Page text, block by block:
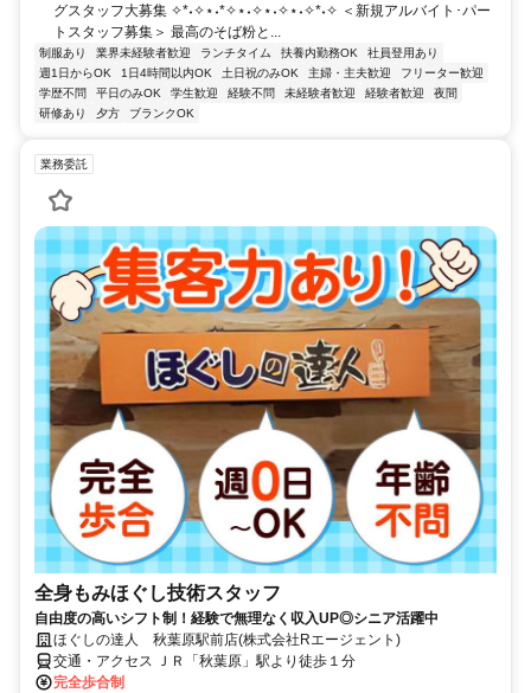
グスタッフ大募集 ✧*˖✧⋆˖*✧⋆˖✧⋆˖✧⋆˖✧*˖✧ ＜新規アルバイト･パー
トスタッフ募集＞ 最高のそば粉と...
制服あり 業界未経験者歓迎 ランチタイム 扶養内勤務OK
社員登用あり
週1日からOK
1日4時間以内OK 土日祝のみOK 主婦・主夫歓迎
フリーター歓迎
学歴不問
平日のみOK 学生歓迎 経験不問 未経験者歓迎 経験者歓迎
夜間
研修あり
夕方 ブランクOK
業務委託
全身もみほぐし技術スタッフ
自由度の高いシフト制！経験で無理なく収入UP◎シニア活躍中
ほぐしの達人 秋葉原駅前店(株式会社Rエージェント)
交通・アクセス ＪＲ「秋葉原」駅より徒歩１分
完全歩合制